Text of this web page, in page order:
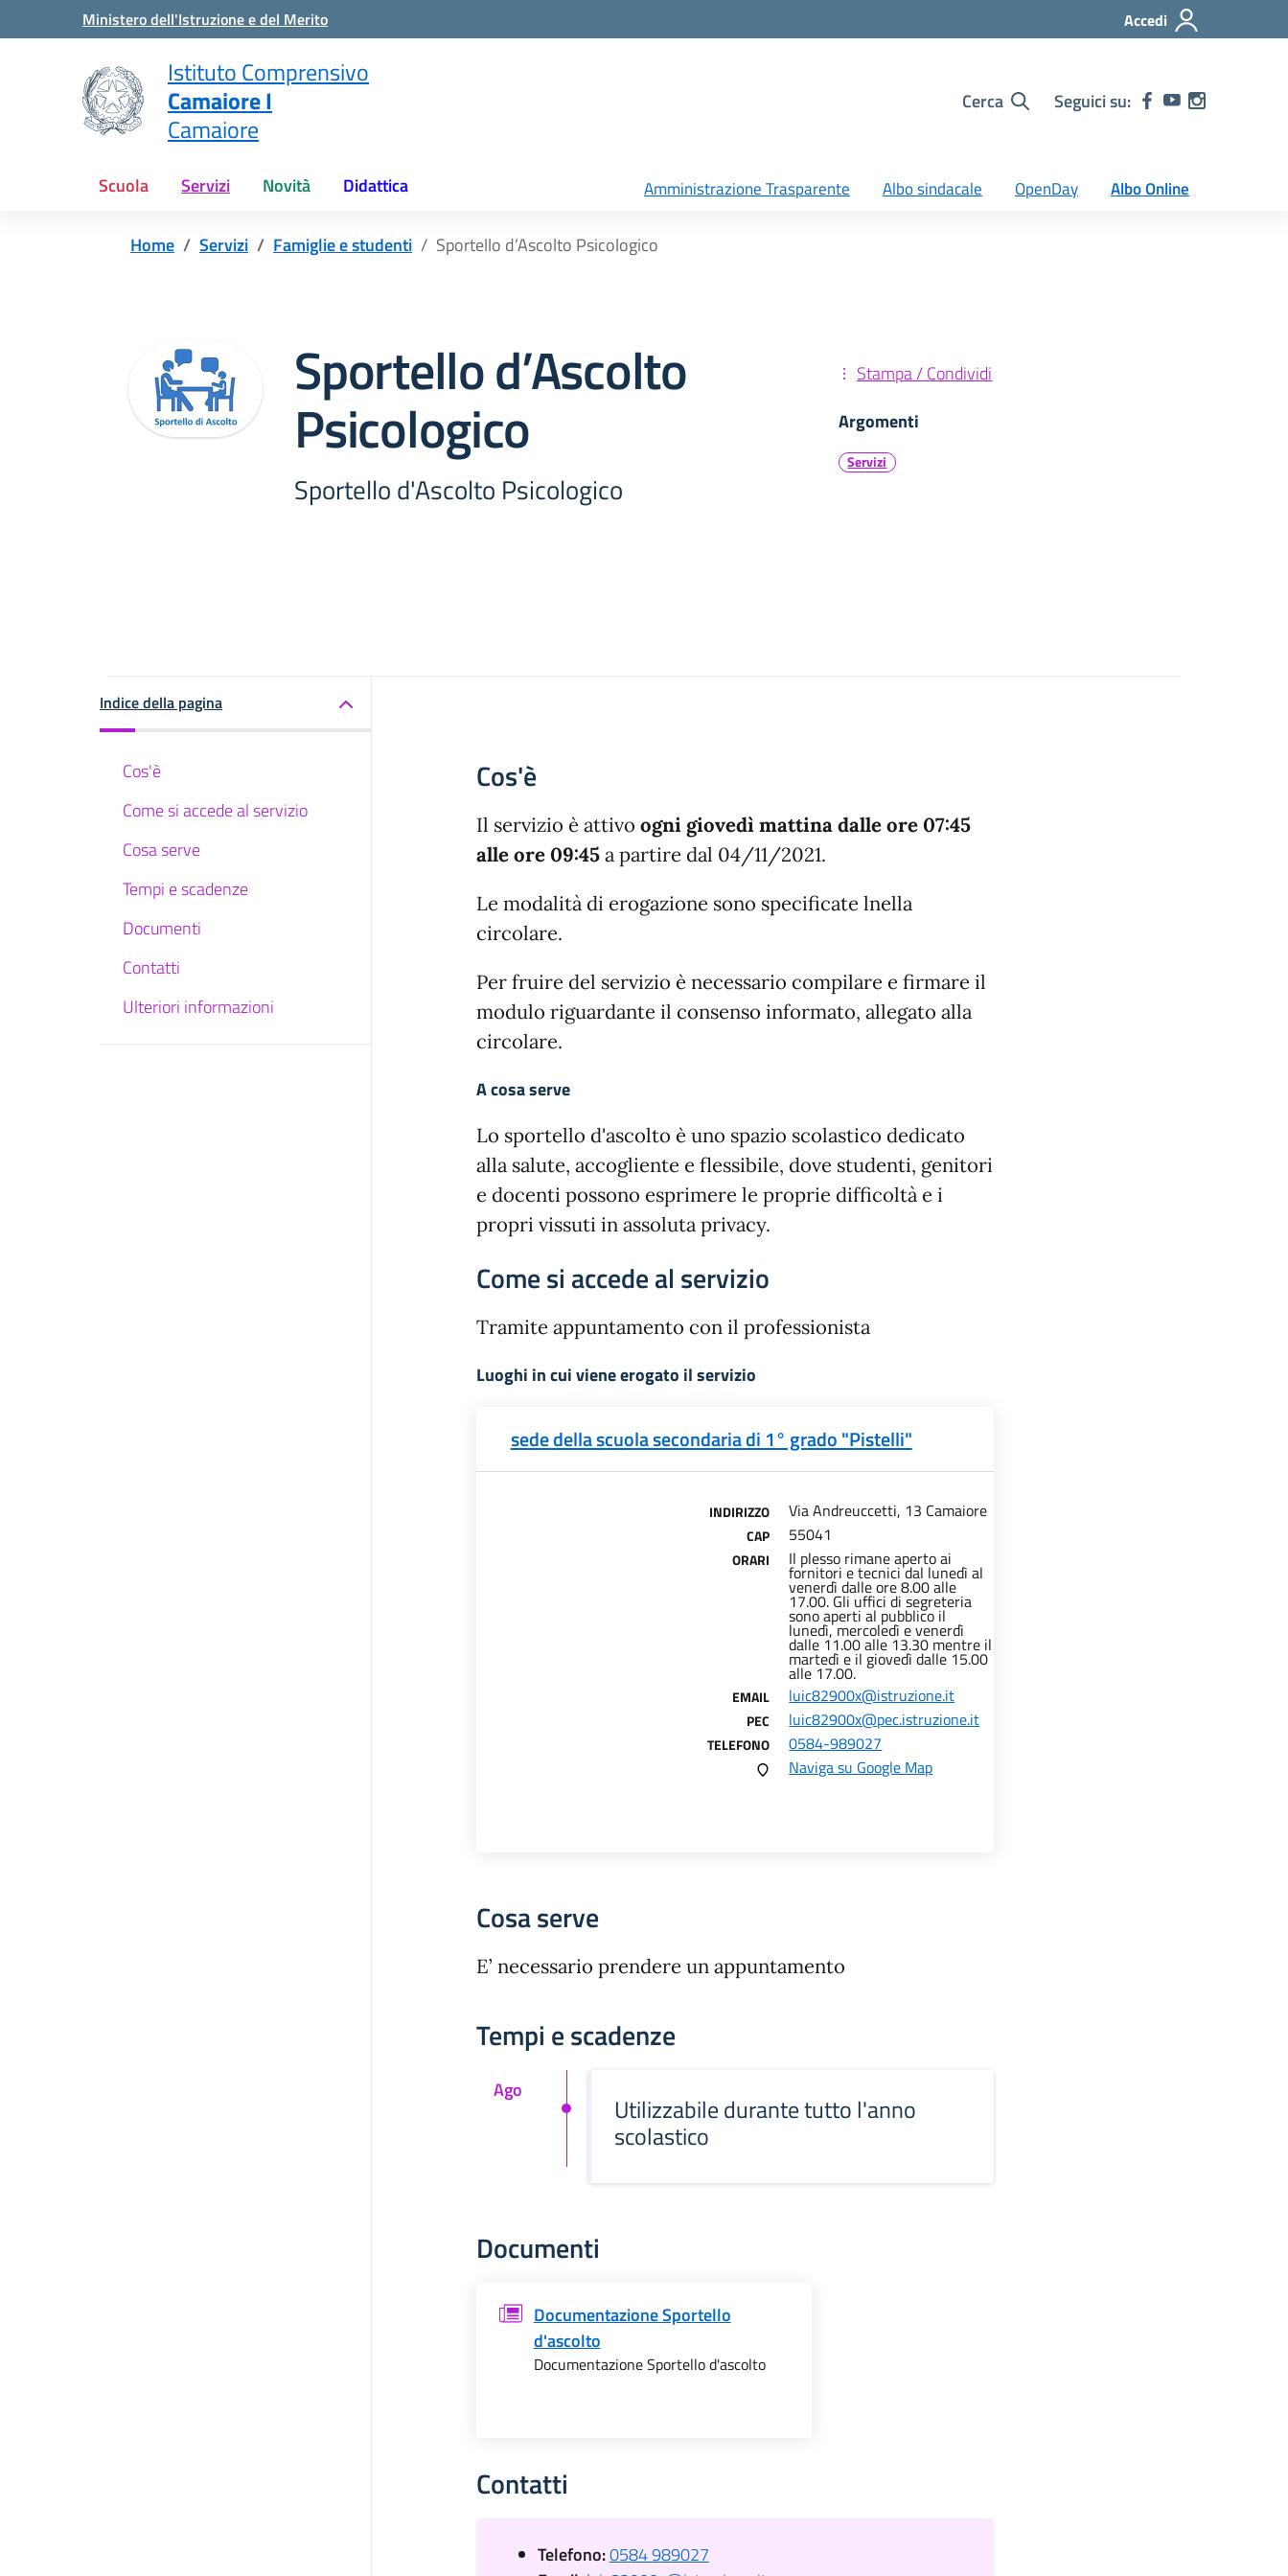
Vai ai contenuti
Vai al menu di navigazione
Ministero dell'Istruzione e del Merito Accedi
Istituto Comprensivo
Camaiore I
Camaiore
Cerca Seguici su:
Scuola Servizi Novità Didattica Amministrazione Trasparente Albo sindacale OpenDay Albo Online
Home Servizi Famiglie e studenti Sportello d’Ascolto Psicologico
Sportello d’Ascolto
Psicologico
Sportello d'Ascolto Psicologico
Stampa / Condividi
Argomenti
Servizi
Indice della pagina
Cos'è
Come si accede al servizio
Cosa serve
Tempi e scadenze
Documenti
Contatti
Ulteriori informazioni
Cos'è
Il servizio è attivo ogni giovedì mattina dalle ore 07:45
alle ore 09:45a partire dal 04/11/2021.
Le modalità di erogazione sono specificate lnella
circolare.
Per fruire del servizio è necessario compilare e firmare il
modulo riguardante il consenso informato, allegato alla
circolare.
A cosa serve
Lo sportello d'ascolto è uno spazio scolastico dedicato
alla salute, accogliente e flessibile, dove studenti, genitori
e docenti possono esprimere le proprie difficoltà e i
propri vissuti in assoluta privacy.
Come si accede al servizio
Tramite appuntamento con il professionista
Luoghi in cui viene erogato il servizio
sede della scuola secondaria di 1° grado "Pistelli"
INDIRIZZO Via Andreuccetti, 13 Camaiore
CAP 55041
ORARI Il plesso rimane aperto ai
fornitori e tecnici dal lunedì al
venerdì dalle ore 8.00 alle
17.00. Gli uffici di segreteria
sono aperti al pubblico il
lunedì, mercoledì e venerdì
dalle 11.00 alle 13.30 mentre il
martedì e il giovedì dalle 15.00
alle 17.00.
EMAIL luic82900x@istruzione.it
PEC luic82900x@pec.istruzione.it
TELEFONO
0584-989027
Naviga su Google Map
Cosa serve
E’ necessario prendere un appuntamento
Tempi e scadenze
Utilizzabile durante tutto l'anno
scolastico
Ago
Documenti
Documentazione Sportello
d'ascolto
Documentazione Sportello d'ascolto
Contatti
Telefono:0584 989027